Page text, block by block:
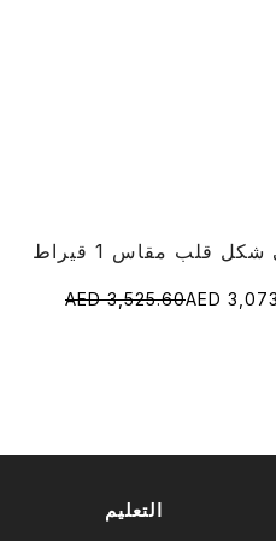
AED 3,525.60AED
التعليم